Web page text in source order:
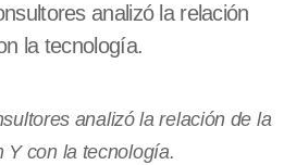
analizó la relación
la tecnología.
analizó la relación de la
Y con la tecnología.